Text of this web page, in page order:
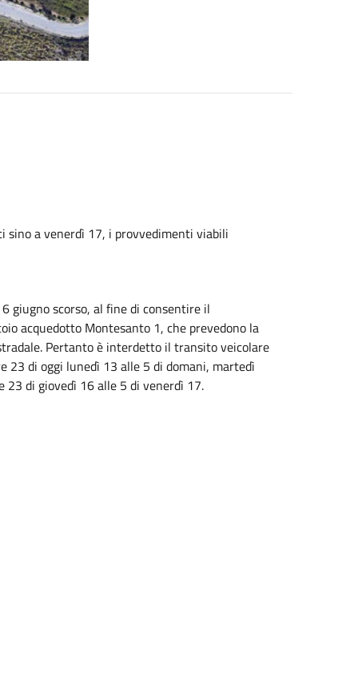
sino a venerdì 17, i provvedimenti viabili
giugno scorso, al fine di consentire il
acquedotto Montesanto 1, che prevedono la
Pertanto è interdetto il transito veicolare
di oggi lunedì 13 alle 5 di domani, martedì
23 di giovedì 16 alle 5 di venerdì 17.